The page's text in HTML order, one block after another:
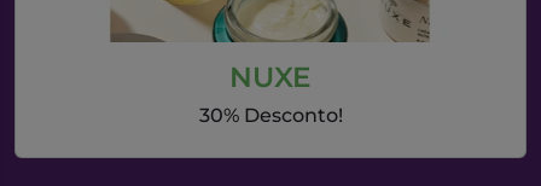
NUXE
30% Desconto!